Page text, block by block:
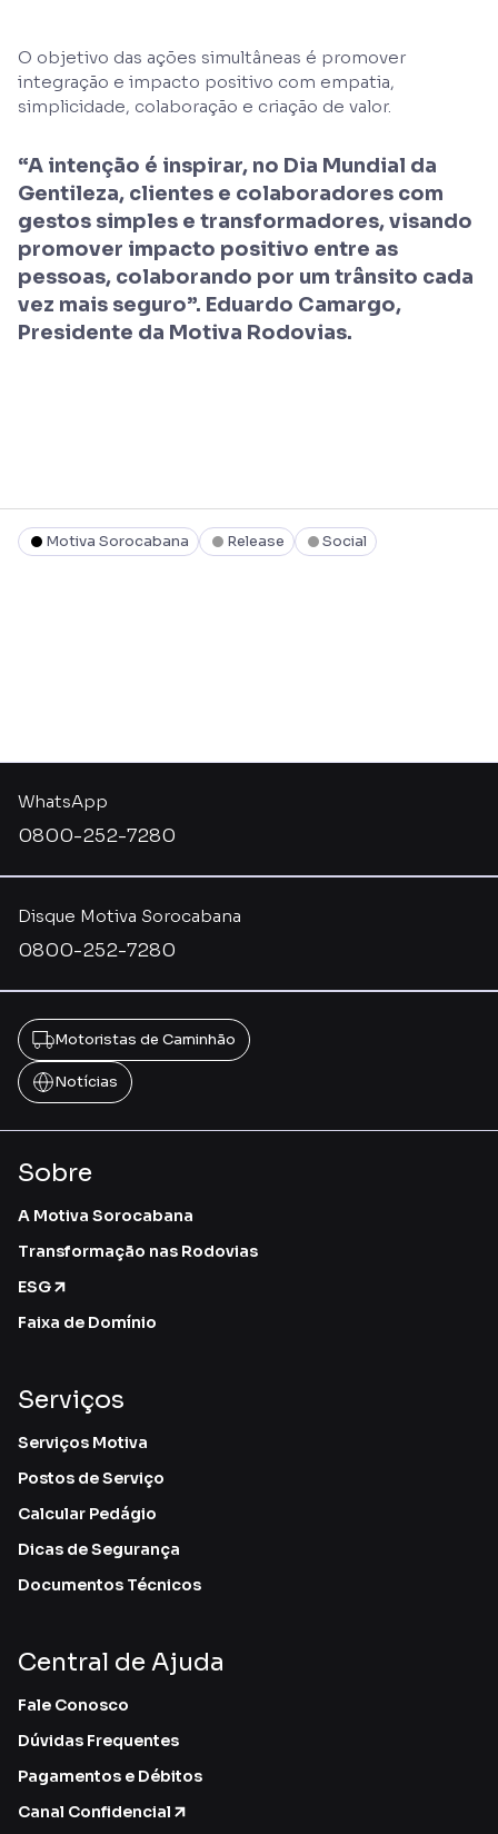
O objetivo das ações simultâneas é promover
integração e impacto positivo com empatia,
simplicidade, colaboração e criação de valor.
“A intenção é inspirar, no Dia Mundial da
Gentileza, clientes e colaboradores com
gestos simples e transformadores, visando
promover impacto positivo entre as
pessoas, colaborando por um trânsito cada
vez mais seguro”. Eduardo Camargo,
Presidente da Motiva Rodovias.
Motiva Sorocabana Release Social
Disque Motiva Sorocabana
0800-252-7280
WhatsApp
0800-252-7280
Motoristas de Caminhão
Notícias
Sobre
A Motiva Sorocabana
Transformação nas Rodovias
ESG
Faixa de Domínio
Serviços
Serviços Motiva
Postos de Serviço
Calcular Pedágio
Dicas de Segurança
Documentos Técnicos
Central de Ajuda
Fale Conosco
Dúvidas Frequentes
Pagamentos e Débitos
Canal Confidencial